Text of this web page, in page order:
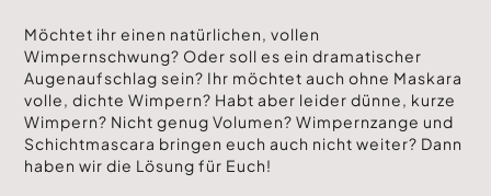
Möchtet ihr einen natürlichen, vollen
Wimpernschwung? Oder soll es ein dramatischer
Augenaufschlag sein? Ihr möchtet auch ohne Maskara
volle, dichte Wimpern? Habt aber leider dünne, kurze
Wimpern? Nicht genug Volumen? Wimpernzange und
Schichtmascara bringen euch auch nicht weiter? Dann
haben wir die Lösung für Euch!